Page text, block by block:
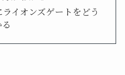
イオンズゲートをどう